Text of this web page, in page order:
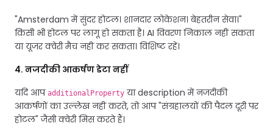
"Amsterdam में सुंदर होटल। शानदार लोकेशन। बेहतरीन सेवा।"
किसी भी होटल पर लागू हो सकता है। AI विवरण निकाल नहीं सकता
या यूजर क्वेरी मैच नहीं कर सकता। विशिष्ट रहें।
4. नजदीकी आकर्षण डेटा नहीं
यदि आप additionalProperty या description में नजदीकी
आकर्षणों का उल्लेख नहीं करते, तो आप "संग्रहालयों की पैदल दूरी पर
होटल" जैसी क्वेरी मिस करते हैं।